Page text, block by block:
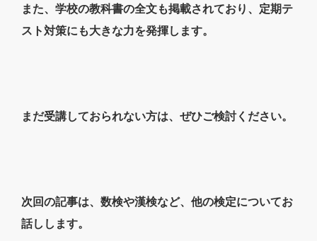
また、学校の教科書の全文も掲載されており、定期テ
スト対策にも大きな力を発揮します。
まだ受講しておられない方は、ぜひご検討ください。
次回の記事は、数検や漢検など、他の検定についてお
話しします。